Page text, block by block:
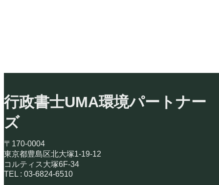
行政書士UMA環境パートナー
ズ
〒170-0004
東京都豊島区北大塚1-19-12
コルティス大塚6F-34
TEL : 03-6824-6510